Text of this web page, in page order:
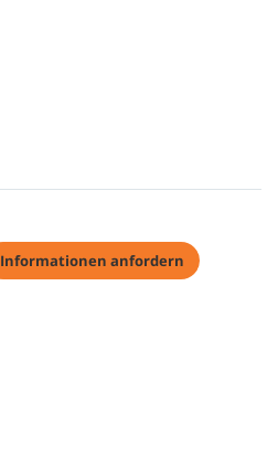
Informationen anfordern